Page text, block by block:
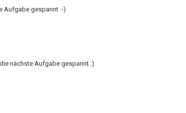
Aufgabe gespannt :-)
nächste Aufgabe gespannt :)